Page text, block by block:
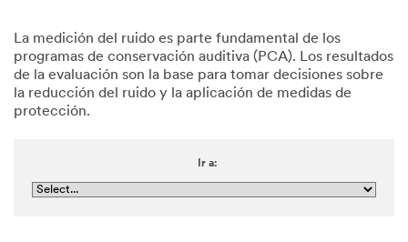
La medición del ruido es parte fundamental de los
programas de conservación auditiva (PCA). Los resultados
de la evaluación son la base para tomar decisiones sobre
la reducción del ruido y la aplicación de medidas de
protección.
Ir a: